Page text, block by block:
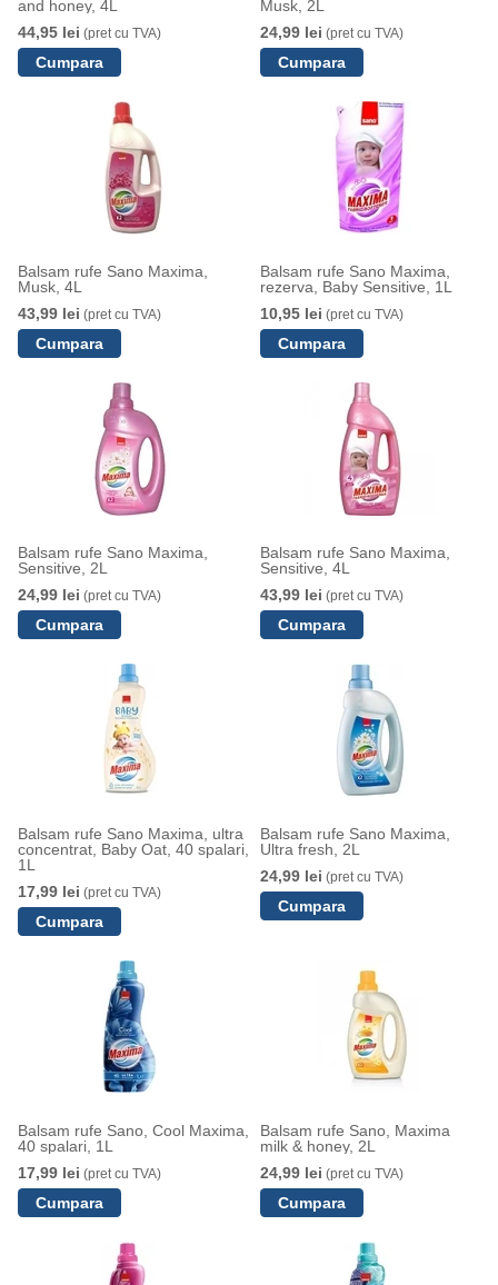
and honey, 4L
44,95 lei (pret cu TVA)
Musk, 2L
24,99 lei (pret cu TVA)
Balsam rufe Sano Maxima,
Musk, 4L
43,99 lei (pret cu TVA)
Balsam rufe Sano Maxima,
rezerva, Baby Sensitive, 1L
10,95 lei (pret cu TVA)
Balsam rufe Sano Maxima,
Sensitive, 2L
24,99 lei (pret cu TVA)
Balsam rufe Sano Maxima,
Sensitive, 4L
43,99 lei (pret cu TVA)
Balsam rufe Sano Maxima, ultra
concentrat, Baby Oat, 40 spalari,
1L
17,99 lei (pret cu TVA)
Balsam rufe Sano Maxima,
Ultra fresh, 2L
24,99 lei (pret cu TVA)
Balsam rufe Sano, Cool Maxima,
40 spalari, 1L
17,99 lei (pret cu TVA)
Balsam rufe Sano, Maxima
milk & honey, 2L
24,99 lei (pret cu TVA)